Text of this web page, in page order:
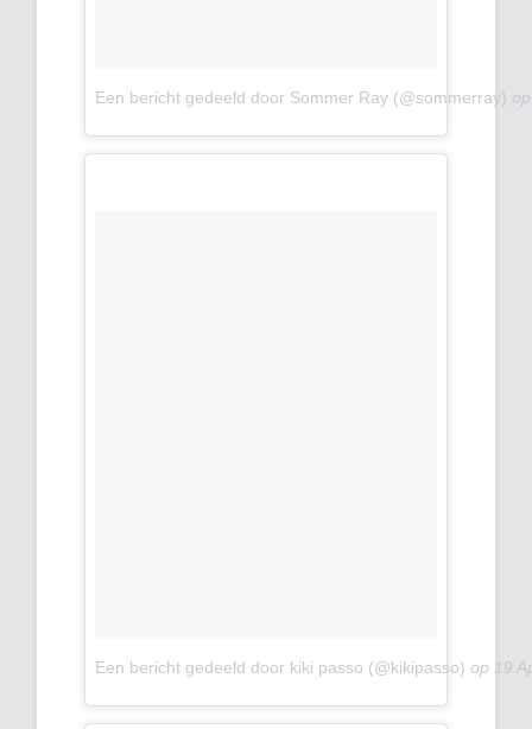
Een bericht gedeeld door Sommer Ray (@sommerray)
Een bericht gedeeld door kiki passo (@kikipasso) op 19